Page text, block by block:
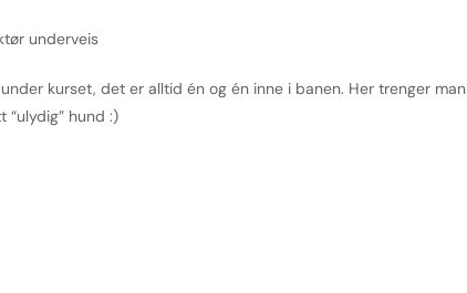
underveis
kurset, det er alltid én og én inne i banen. Her trenger man
hund :)